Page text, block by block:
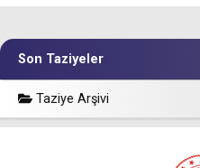
Son Taziyeler
Taziye Arşivi